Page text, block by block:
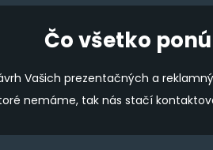
Čo všetko
Vašich prezentačných a
nemáme, tak nás stačí